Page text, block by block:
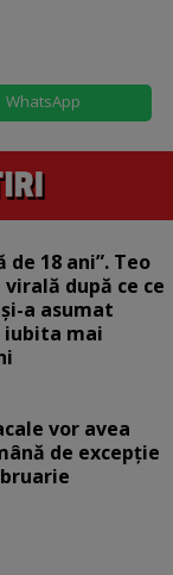
WhatsApp
de 18 ani”. Teo
după ce ce
a asumat
iubita mai
vor avea
de excepție